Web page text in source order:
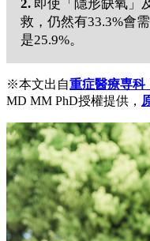
2. 即使「隱形缺氧」
救，仍然有33.3%會
是25.9%。
※本文出自重症醫療専科
MD MM PhD授權提供，